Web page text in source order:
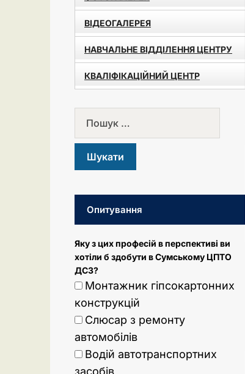
ВІДЕОГАЛЕРЕЯ
НАВЧАЛЬНЕ ВІДДІЛЕННЯ ЦЕНТРУ
КВАЛІФІКАЦІЙНИЙ ЦЕНТР
Опитування
Яку з цих професій в перспективі ви
хотіли б здобути в Сумському ЦПТО
ДСЗ?
Монтажник гіпсокартонних
конструкцій
Слюсар з ремонту
автомобілів
Водій автотранспортних
засобів